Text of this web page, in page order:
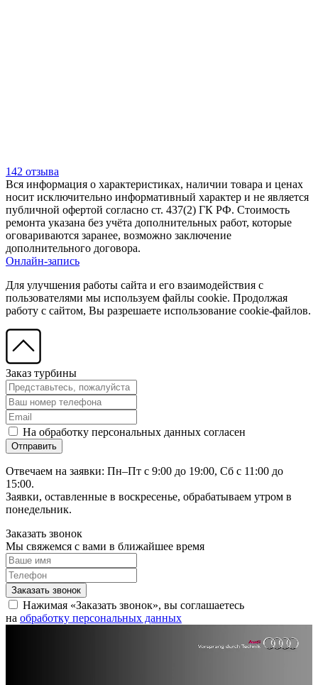
142 отзыва
Вся информация о характеристиках, наличии товара и ценах
носит исключительно информативный характер и не является
публичной офертой согласно ст. 437(2) ГК РФ. Стоимость
ремонта указана без учёта дополнительных работ, которые
оговариваются заранее, возможно заключение
дополнительного договора.
Онлайн-запись
Для улучшения работы сайта и его взаимодействия с
пользователями мы используем файлы cookie. Продолжая
работу с сайтом, Вы разрешаете использование cookie-файлов.
Заказ турбины
На обработку персональных данных согласен
Отвечаем на заявки: Пн–Пт с 9:00 до 19:00, Сб с 11:00 до
15:00.
Заявки, оставленные в воскресенье, обрабатываем утром в
понедельник.
Заказать звонок
Мы свяжемся с вами в ближайшее время
Нажимая «Заказать звонок», вы соглашаетесь
на обработку персональных данных